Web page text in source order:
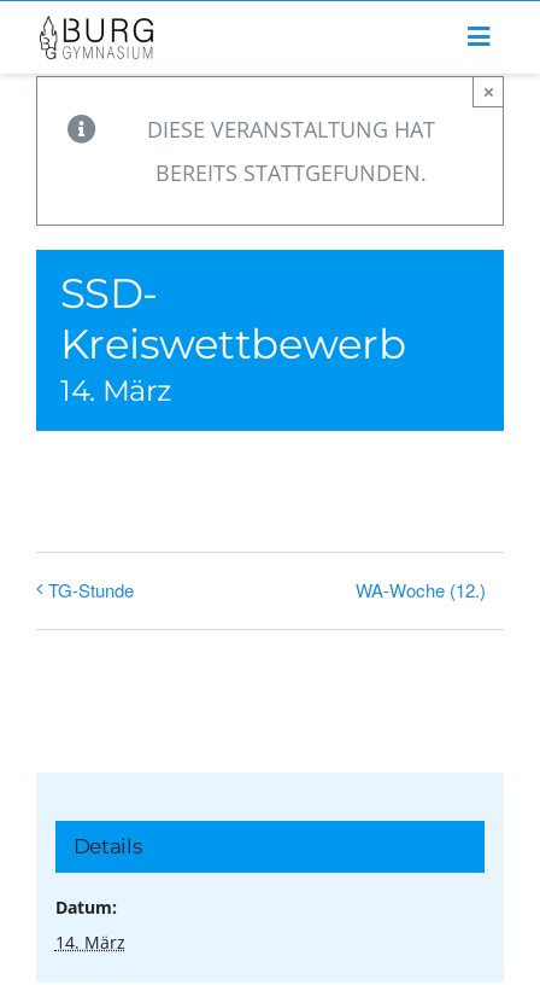
Zum
Inhalt
springen
DIESE VERANSTALTUNG HAT
BEREITS STATTGEFUNDEN.
×
SSD-
Kreiswettbewerb
14. März
TG-Stunde WA-Woche (12.)
Details
Datum:
14. März